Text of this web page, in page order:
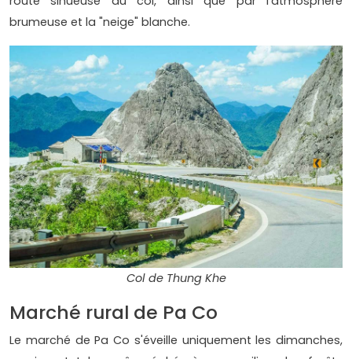
brumeuse et la "neige" blanche.
Col de Thung Khe
Marché rural de Pa Co
Le marché de Pa Co s'éveille uniquement les dimanches,